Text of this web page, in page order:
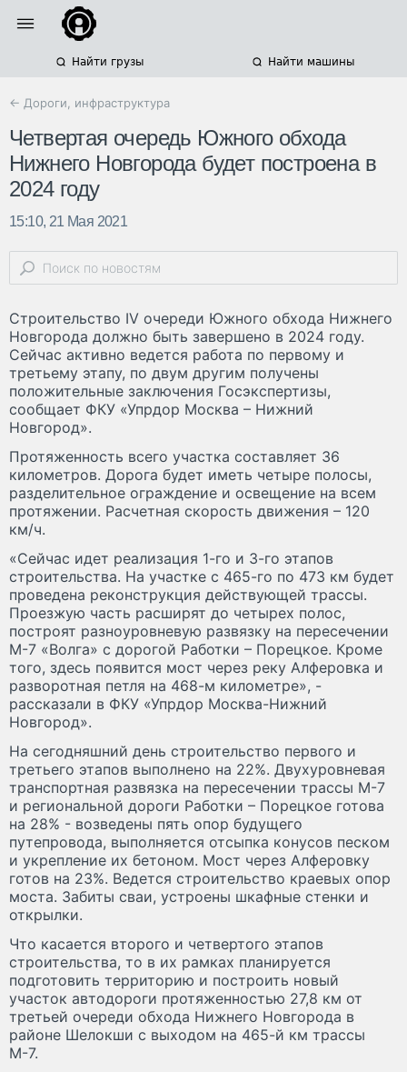
Найти грузы Найти машины
← Дороги, инфраструктура
Четвертая очередь Южного обхода
Нижнего Новгорода будет построена в
2024 году
15:10, 21 Мая 2021
Строительство IV очереди Южного обхода Нижнего
Новгорода должно быть завершено в 2024 году.
Сейчас активно ведется работа по первому и
третьему этапу, по двум другим получены
положительные заключения Госэкспертизы,
сообщает ФКУ «Упрдор Москва – Нижний
Новгород».
Протяженность всего участка составляет 36
километров. Дорога будет иметь четыре полосы,
разделительное ограждение и освещение на всем
протяжении. Расчетная скорость движения – 120
км/ч.
«Сейчас идет реализация 1-го и 3-го этапов
строительства. На участке с 465-го по 473 км будет
проведена реконструкция действующей трассы.
Проезжую часть расширят до четырех полос,
построят разноуровневую развязку на пересечении
М-7 «Волга» с дорогой Работки – Порецкое. Кроме
того, здесь появится мост через реку Алферовка и
разворотная петля на 468-м километре», -
рассказали в ФКУ «Упрдор Москва-Нижний
Новгород».
На сегодняшний день строительство первого и
третьего этапов выполнено на 22%. Двухуровневая
транспортная развязка на пересечении трассы М-7
и региональной дороги Работки – Порецкое готова
на 28% - возведены пять опор будущего
путепровода, выполняется отсыпка конусов песком
и укрепление их бетоном. Мост через Алферовку
готов на 23%. Ведется строительство краевых опор
моста. Забиты сваи, устроены шкафные стенки и
открылки.
Что касается второго и четвертого этапов
строительства, то в их рамках планируется
подготовить территорию и построить новый
участок автодороги протяженностью 27,8 км от
третьей очереди обхода Нижнего Новгорода в
районе Шелокши с выходом на 465-й км трассы
М-7.